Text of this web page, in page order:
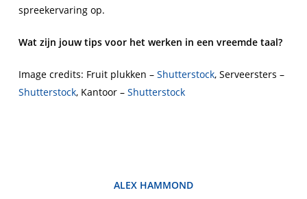
spreekervaring op.
Wat zijn jouw tips voor het werken in een vreemde taal?
Image credits: Fruit plukken – Shutterstock, Serveersters –
Shutterstock, Kantoor – Shutterstock
ALEX HAMMOND